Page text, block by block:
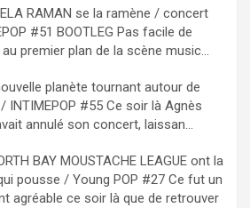
RAMAN se la ramène / concert
#51 BOOTLEG Pas facile de
premier plan de la scène music...
planète tournant autour de
INTIMEPOP #55 Ce soir là Agnès
annulé son concert, laissan...
BAY MOUSTACHE LEAGUE ont la
pousse / Young POP #27 Ce fut un
agréable ce soir là que de retrouver